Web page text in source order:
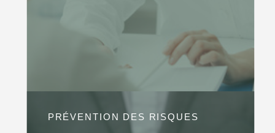
PRÉVENTION DES RISQUES